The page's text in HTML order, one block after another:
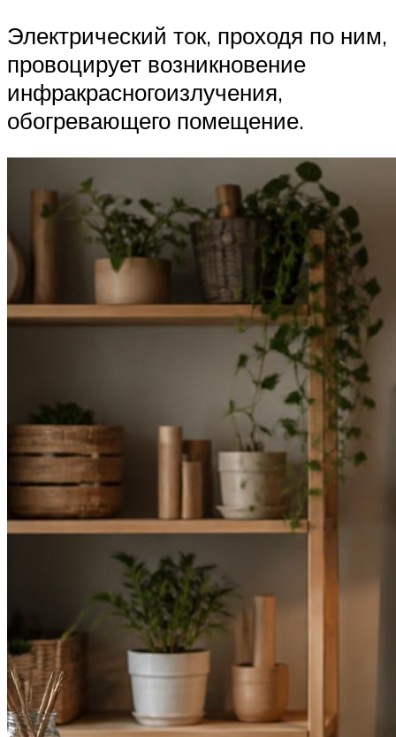
Электрический ток, проходя по ним,
провоцирует возникновение
инфракрасногоизлучения,
обогревающего помещение.